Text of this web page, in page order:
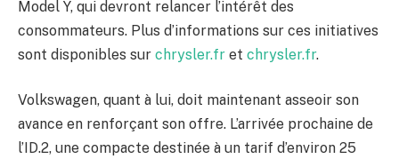
Model Y, qui devront relancer l’intérêt des
consommateurs. Plus d’informations sur ces initiatives
sont disponibles sur chrysler.fr et chrysler.fr.
Volkswagen, quant à lui, doit maintenant asseoir son
avance en renforçant son offre. L’arrivée prochaine de
l’ID.2, une compacte destinée à un tarif d’environ 25